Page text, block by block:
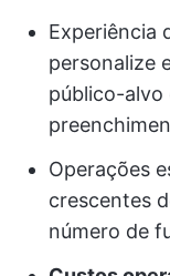
Experiência
personalize
público-alvo
Operações
crescentes
número de